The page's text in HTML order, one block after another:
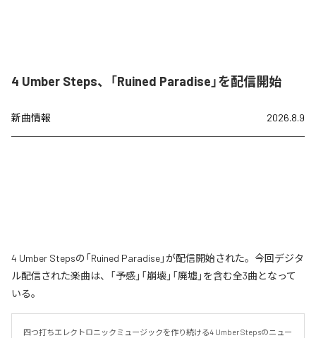
4 Umber Steps、「Ruined Paradise」を配信開始
新曲情報 2026.8.9
4 Umber Stepsの「Ruined Paradise」が配信開始された。今回デジタ
ル配信された楽曲は、「予感」「崩壊」「廃墟」を含む全3曲となって
いる。
四つ打ちエレクトロニックミュージックを作り続ける4 Umber Stepsのニュー